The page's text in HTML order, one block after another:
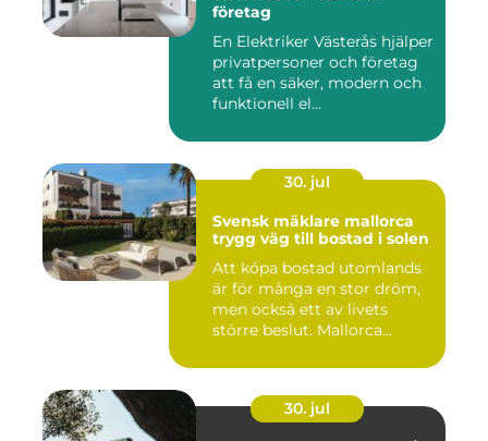
företag
En Elektriker Västerås hjälper
privatpersoner och företag
att få en säker, modern och
funktionell el...
30. jul
Svensk mäklare mallorca
trygg väg till bostad i solen
Att köpa bostad utomlands
är för många en stor dröm,
men också ett av livets
större beslut. Mallorca...
30. jul